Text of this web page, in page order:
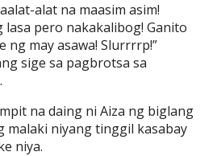
alat na maasim asim!
lasa pero nakakalibog! Ganito
ng may asawa! Slurrrrp!”
sige sa pagbrotsa sa
na daing ni Aiza ng biglang
malaki niyang tinggil kasabay
niya.